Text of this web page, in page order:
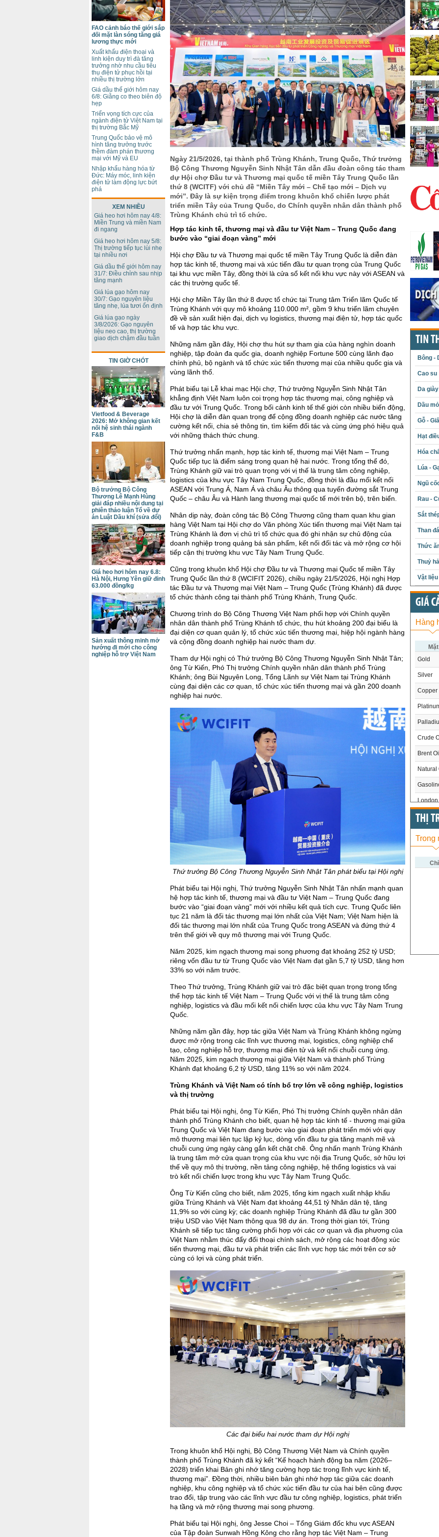
Ngày 21/5/2026, tại thành phố Trùng Khánh, Trung Quốc, Thứ trưởng
Bộ Công Thương Nguyễn Sinh Nhật Tân dẫn đầu đoàn công tác tham
dự Hội chợ Đầu tư và Thương mại quốc tế miền Tây Trung Quốc lần
thứ 8 (WCITF) với chủ đề “Miền Tây mới – Chế tạo mới – Dịch vụ
mới”. Đây là sự kiện trọng điểm trong khuôn khổ chiến lược phát
triển miền Tây của Trung Quốc, do Chính quyền nhân dân thành phố
Trùng Khánh chủ trì tổ chức.
Hợp tác kinh tế, thương mại và đầu tư Việt Nam – Trung Quốc đang
bước vào “giai đoạn vàng” mới
Hội chợ Đầu tư và Thương mại quốc tế miền Tây Trung Quốc là diễn đàn
hợp tác kinh tế, thương mại và xúc tiến đầu tư quan trọng của Trung Quốc
tại khu vực miền Tây, đồng thời là cửa sổ kết nối khu vực này với ASEAN và
các thị trường quốc tế.
Hội chợ Miền Tây lần thứ 8 được tổ chức tại Trung tâm Triển lãm Quốc tế
Trùng Khánh với quy mô khoảng 110.000 m², gồm 9 khu triển lãm chuyên
đề về sản xuất hiện đại, dịch vụ logistics, thương mại điện tử, hợp tác quốc
tế và hợp tác khu vực.
Những năm gần đây, Hội chợ thu hút sự tham gia của hàng nghìn doanh
nghiệp, tập đoàn đa quốc gia, doanh nghiệp Fortune 500 cùng lãnh đạo
chính phủ, bộ ngành và tổ chức xúc tiến thương mại của nhiều quốc gia và
vùng lãnh thổ.
Phát biểu tại Lễ khai mạc Hội chợ, Thứ trưởng Nguyễn Sinh Nhật Tân
khẳng định Việt Nam luôn coi trọng hợp tác thương mại, công nghiệp và
đầu tư với Trung Quốc. Trong bối cảnh kinh tế thế giới còn nhiều biến động,
Hội chợ là diễn đàn quan trọng để cộng đồng doanh nghiệp các nước tăng
cường kết nối, chia sẻ thông tin, tìm kiếm đối tác và cùng ứng phó hiệu quả
với những thách thức chung.
Thứ trưởng nhấn mạnh, hợp tác kinh tế, thương mại Việt Nam – Trung
Quốc tiếp tục là điểm sáng trong quan hệ hai nước. Trong tổng thể đó,
Trùng Khánh giữ vai trò quan trọng với vị thế là trung tâm công nghiệp,
logistics của khu vực Tây Nam Trung Quốc, đồng thời là đầu mối kết nối
ASEAN với Trung Á, Nam Á và châu Âu thông qua tuyến đường sắt Trung
Quốc – châu Âu và Hành lang thương mại quốc tế mới trên bộ, trên biển.
Nhân dịp này, đoàn công tác Bộ Công Thương cũng tham quan khu gian
hàng Việt Nam tại Hội chợ do Văn phòng Xúc tiến thương mại Việt Nam tại
Trùng Khánh là đơn vị chủ trì tổ chức qua đó ghi nhận sự chủ động của
doanh nghiệp trong quảng bá sản phẩm, kết nối đối tác và mở rộng cơ hội
tiếp cận thị trường khu vực Tây Nam Trung Quốc.
Cũng trong khuôn khổ Hội chợ Đầu tư và Thương mại Quốc tế miền Tây
Trung Quốc lần thứ 8 (WCIFIT 2026), chiều ngày 21/5/2026, Hội nghị Hợp
tác Đầu tư và Thương mại Việt Nam – Trung Quốc (Trùng Khánh) đã được
tổ chức thành công tại thành phố Trùng Khánh, Trung Quốc.
Chương trình do Bộ Công Thương Việt Nam phối hợp với Chính quyền
nhân dân thành phố Trùng Khánh tổ chức, thu hút khoảng 200 đại biểu là
đại diện cơ quan quản lý, tổ chức xúc tiến thương mại, hiệp hội ngành hàng
và cộng đồng doanh nghiệp hai nước tham dự.
Tham dự Hội nghị có Thứ trưởng Bộ Công Thương Nguyễn Sinh Nhật Tân;
ông Từ Kiến, Phó Thị trưởng Chính quyền nhân dân thành phố Trùng
Khánh; ông Bùi Nguyên Long, Tổng Lãnh sự Việt Nam tại Trùng Khánh
cùng đại diện các cơ quan, tổ chức xúc tiến thương mại và gần 200 doanh
nghiệp hai nước.
Thứ trưởng Bộ Công Thương Nguyễn Sinh Nhật Tân phát biểu tại Hội nghị
Phát biểu tại Hội nghị, Thứ trưởng Nguyễn Sinh Nhật Tân nhấn mạnh quan
hệ hợp tác kinh tế, thương mại và đầu tư Việt Nam – Trung Quốc đang
bước vào “giai đoạn vàng” mới với nhiều kết quả tích cực. Trung Quốc liên
tục 21 năm là đối tác thương mại lớn nhất của Việt Nam; Việt Nam hiện là
đối tác thương mại lớn nhất của Trung Quốc trong ASEAN và đứng thứ 4
trên thế giới về quy mô thương mại với Trung Quốc.
Năm 2025, kim ngạch thương mại song phương đạt khoảng 252 tỷ USD;
riêng vốn đầu tư từ Trung Quốc vào Việt Nam đạt gần 5,7 tỷ USD, tăng hơn
33% so với năm trước.
Theo Thứ trưởng, Trùng Khánh giữ vai trò đặc biệt quan trọng trong tổng
thể hợp tác kinh tế Việt Nam – Trung Quốc với vị thế là trung tâm công
nghiệp, logistics và đầu mối kết nối chiến lược của khu vực Tây Nam Trung
Quốc.
Những năm gần đây, hợp tác giữa Việt Nam và Trùng Khánh không ngừng
được mở rộng trong các lĩnh vực thương mại, logistics, công nghiệp chế
tạo, công nghiệp hỗ trợ, thương mại điện tử và kết nối chuỗi cung ứng.
Năm 2025, kim ngạch thương mại giữa Việt Nam và thành phố Trùng
Khánh đạt khoảng 6,2 tỷ USD, tăng 11% so với năm 2024.
Trùng Khánh và Việt Nam có tính bổ trợ lớn về công nghiệp, logistics
và thị trường
Phát biểu tại Hội nghị, ông Từ Kiến, Phó Thị trưởng Chính quyền nhân dân
thành phố Trùng Khánh cho biết, quan hệ hợp tác kinh tế - thương mại giữa
Trung Quốc và Việt Nam đang bước vào giai đoạn phát triển mới với quy
mô thương mại liên tục lập kỷ lục, dòng vốn đầu tư gia tăng mạnh mẽ và
chuỗi cung ứng ngày càng gắn kết chặt chẽ. Ông nhấn mạnh Trùng Khánh
là trung tâm mở cửa quan trọng của khu vực nội địa Trung Quốc, sở hữu lợi
thế về quy mô thị trường, nền tảng công nghiệp, hệ thống logistics và vai
trò kết nối chiến lược trong khu vực Tây Nam Trung Quốc.
Ông Từ Kiến cũng cho biết, năm 2025, tổng kim ngạch xuất nhập khẩu
giữa Trùng Khánh và Việt Nam đạt khoảng 44,51 tỷ Nhân dân tệ, tăng
11,9% so với cùng kỳ; các doanh nghiệp Trùng Khánh đã đầu tư gần 300
triệu USD vào Việt Nam thông qua 98 dự án. Trong thời gian tới, Trùng
Khánh sẽ tiếp tục tăng cường phối hợp với các cơ quan và địa phương của
Việt Nam nhằm thúc đẩy đối thoại chính sách, mở rộng các hoạt động xúc
tiến thương mại, đầu tư và phát triển các lĩnh vực hợp tác mới trên cơ sở
cùng có lợi và cùng phát triển.
Các đại biểu hai nước tham dự Hội nghị
Trong khuôn khổ Hội nghị, Bộ Công Thương Việt Nam và Chính quyền
thành phố Trùng Khánh đã ký kết “Kế hoạch hành động ba năm (2026–
2028) triển khai Bản ghi nhớ tăng cường hợp tác trong lĩnh vực kinh tế,
thương mại”. Đồng thời, nhiều biên bản ghi nhớ hợp tác giữa các doanh
nghiệp, khu công nghiệp và tổ chức xúc tiến đầu tư của hai bên cũng được
trao đổi, tập trung vào các lĩnh vực đầu tư công nghiệp, logistics, phát triển
hạ tầng và mở rộng thương mại song phương.
Phát biểu tại Hội nghị, ông Jesse Choi – Tổng Giám đốc khu vực ASEAN
của Tập đoàn Sunwah Hồng Kông cho rằng hợp tác Việt Nam – Trung
FAO cảnh báo thế giới sắp
đối mặt làn sóng tăng giá
lương thực mới
Xuất khẩu điện thoại và
linh kiện duy trì đà tăng
trưởng nhờ nhu cầu tiêu
thụ điện tử phục hồi tại
nhiều thị trường lớn
Giá dầu thế giới hôm nay
6/8: Giằng co theo biên độ
hẹp
Triển vọng tích cực của
ngành điện tử Việt Nam tại
thị trường Bắc Mỹ
Trung Quốc bảo vệ mô
hình tăng trưởng trước
thềm đàm phán thương
mại với Mỹ và EU
Nhập khẩu hàng hóa từ
Đức: Máy móc, linh kiện
điện tử làm động lực bứt
phá
XEM NHIỀU
Giá heo hơi hôm nay 4/8:
Miền Trung và miền Nam
đi ngang
Giá heo hơi hôm nay 5/8:
Thị trường tiếp tục lùi nhẹ
tại nhiều nơi
Giá dầu thế giới hôm nay
31/7: Điều chỉnh sau nhịp
tăng mạnh
Giá lúa gạo hôm nay
30/7: Gạo nguyên liệu
tăng nhẹ, lúa tươi ổn định
Giá lúa gạo ngày
3/8/2026: Gạo nguyên
liệu neo cao, thị trường
giao dịch chậm đầu tuần
TIN GIỜ CHÓT
Vietfood & Beverage
2026: Mở không gian kết
nối hệ sinh thái ngành
F&B
Bộ trưởng Bộ Công
Thương Lê Mạnh Hùng
giải đáp nhiều nội dung tại
phiên thảo luận Tổ về dự
án Luật Dầu khí (sửa đổi)
Giá heo hơi hôm nay 6.8:
Hà Nội, Hưng Yên giữ đỉnh
63.000 đồng/kg
Sản xuất thông minh mở
hướng đi mới cho công
nghiệp hỗ trợ Việt Nam
TIN
Bông -
Cao su
Da giày
Dầu
Gỗ -
Hạt
Hóa
Lúa -
Ngũ
Rau -
Sắt
Than đá
Thức
Thuỷ
Vật
GIÁ
Hàng
Gold
Silver
Copper
Crude
Brent
Natural
London
US
US
US
THỊ
Trong